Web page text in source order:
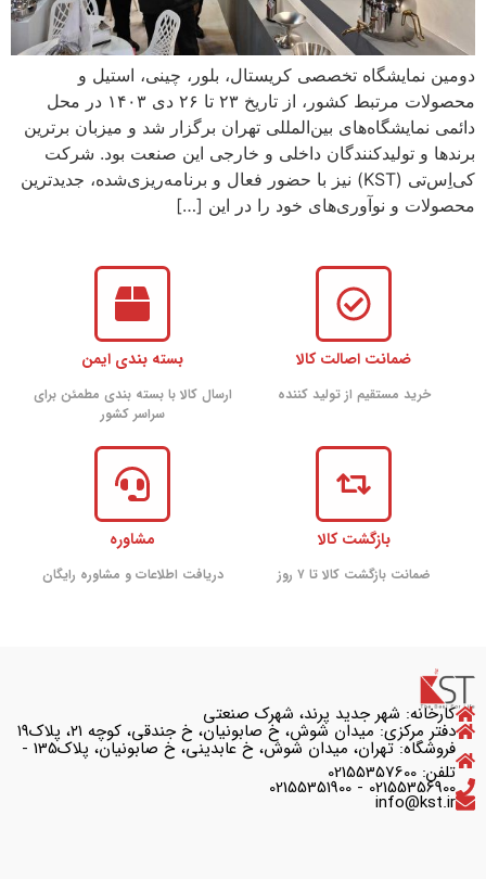
دومین نمایشگاه تخصصی کریستال، بلور، چینی، استیل و
محصولات مرتبط کشور، از تاریخ ۲۳ تا ۲۶ دی ۱۴۰۳ در محل
دائمی نمایشگاه‌های بین‌المللی تهران برگزار شد و میزبان برترین
برندها و تولیدکنندگان داخلی و خارجی این صنعت بود. شرکت
کی‌اِس‌تی (KST) نیز با حضور فعال و برنامه‌ریزی‌شده، جدیدترین
محصولات و نوآوری‌های خود را در این […]
ضمانت اصالت کالا
خرید مستقیم از تولید کننده
بسته بندی ایمن
ارسال کالا با بسته بندی مطمئن برای
سراسر کشور
بازگشت کالا
ضمانت بازگشت کالا تا ۷ روز
مشاوره
دریافت اطلاعات و مشاوره رایگان
کارخانه: شهر جدید پرند، شهرک صنعتی
دفتر مرکزی: میدان شوش، خ صابونیان، خ جندقی، کوچه ۲۱، پلاک۱۹
فروشگاه: تهران، میدان شوش، خ عابدینی، خ صابونیان، پلاک135 -
تلفن: 02155357600
02155356900 - 02155351900
info@kst.ir